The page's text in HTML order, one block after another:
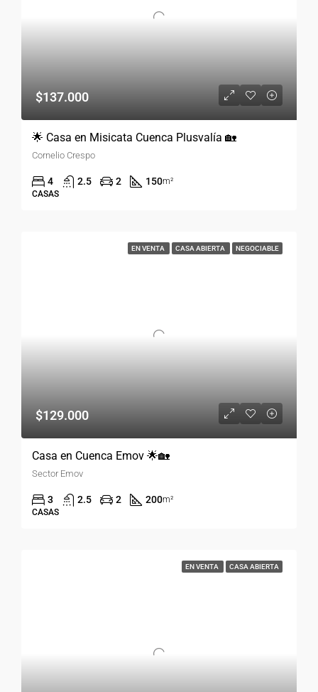
$137.000
🌟 Casa en Misicata Cuenca Plusvalía 🏡
Cornelio Crespo
4 2.5 2 150m²
CASAS
EN VENTA CASA ABIERTA NEGOCIABLE
$129.000
Casa en Cuenca Emov 🌟🏡
Sector Emov
3 2.5 2 200m²
CASAS
EN VENTA CASA ABIERTA